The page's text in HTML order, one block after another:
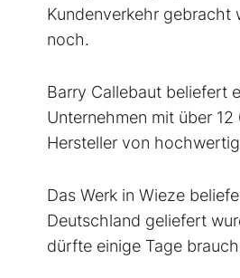
Kundenverkehr gebracht
noch.
Barry Callebaut beliefert
Unternehmen mit über
Hersteller von
Das Werk in Wieze
Deutschland geliefert
dürfte einige Tage